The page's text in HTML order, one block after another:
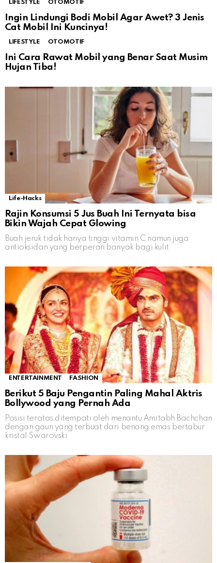
LIFESTYLE OTOMOTIF
Ingin Lindungi Bodi Mobil Agar Awet? 3 Jenis
Cat Mobil Ini Kuncinya!
LIFESTYLE OTOMOTIF
Ini Cara Rawat Mobil yang Benar Saat Musim
Hujan Tiba!
Life-Hacks
Rajin Konsumsi 5 Jus Buah Ini Ternyata bisa
Bikin Wajah Cepat Glowing
Buah jeruk tidak hanya tinggi vitamin C namun juga
antioksidan yang berperan banyak bagi kulit
ENTERTAINMENT FASHION
Berikut 5 Baju Pengantin Paling Mahal Aktris
Bollywood yang Pernah Ada
Posisi teratas ditempati oleh menantu Amitabh Bachchan
dengan gaun yang terbuat dari benang emas bertabur
kristal Swarovski